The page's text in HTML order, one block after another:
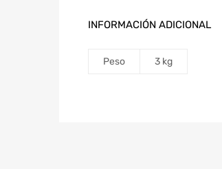
INFORMACIÓN ADICIONAL
Peso 3 kg